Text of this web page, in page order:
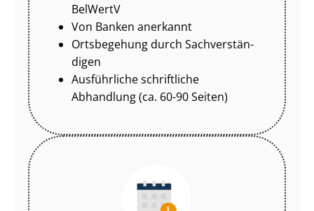
BelWertV
Von Banken anerkannt
Ortsbegehung durch Sach­ver­stän­
di­gen
Ausführliche schriftliche
Abhandlung (ca. 60-90 Seiten)